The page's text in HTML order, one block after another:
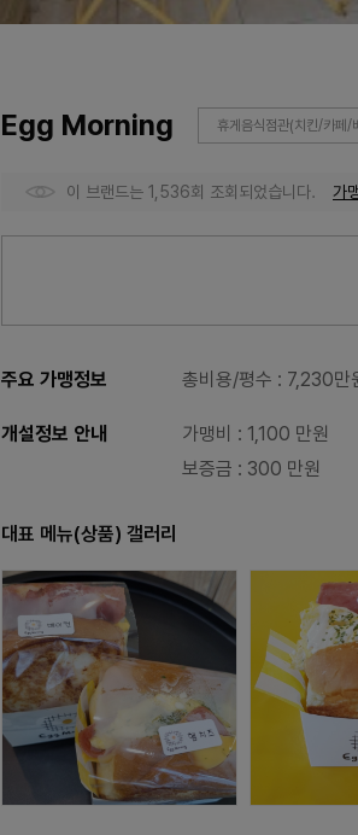
Egg Morning 휴게음식점관(치킨/카페/
이 브랜드는 1,536회 조회되었습니다. 가
주요 가맹정보 총비용/평수 : 7,230만
개설정보 안내 가맹비 : 1,100 만원
보증금 : 300 만원
대표 메뉴(상품) 갤러리